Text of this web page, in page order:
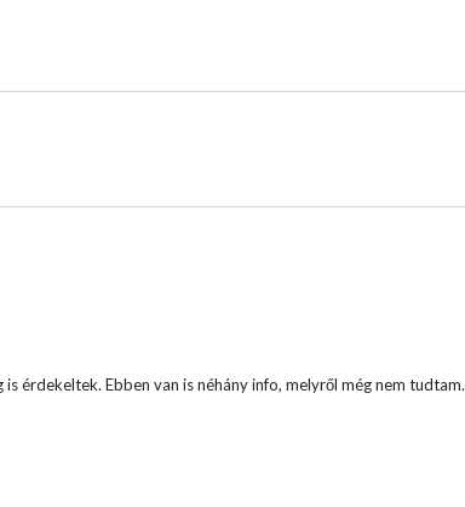
érdekeltek. Ebben van is néhány info, melyről még nem tudtam.